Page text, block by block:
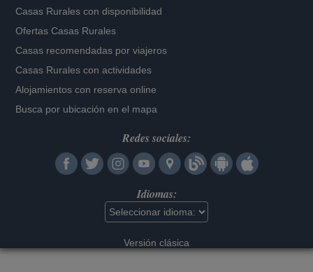
Casas Rurales con disponibilidad
Ofertas Casas Rurales
Casas recomendadas por viajeros
Casas Rurales con actividades
Alojamientos con reserva online
Busca por ubicación en el mapa
Redes sociales:
Idiomas:
Versión clásica